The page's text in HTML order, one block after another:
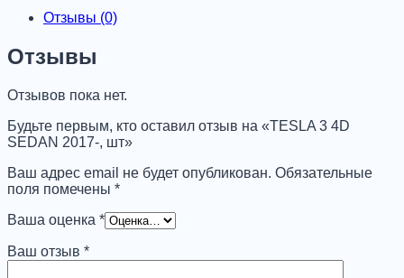
TESLA
4D
SEDAN
шт
Отзывы (0)
Отзывы
Отзывов пока нет.
Будьте первым, кто оставил отзыв на «TESLA 3 4D
SEDAN 2017-, шт»
Ваш адрес email не будет опубликован. Обязательные
поля помечены *
Ваша оценка *
Ваш отзыв *